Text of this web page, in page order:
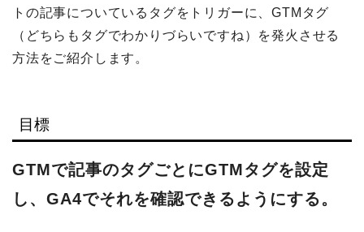
トの記事についているタグをトリガーに、GTMタグ
（どちらもタグでわかりづらいですね）を発火させる
方法をご紹介します。
目標
GTMで記事のタグごとにGTMタグを設定
し、GA4でそれを確認できるようにする。